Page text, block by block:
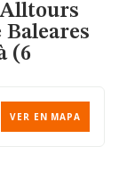
Alltours
Baleares
(6
VER EN MAPA